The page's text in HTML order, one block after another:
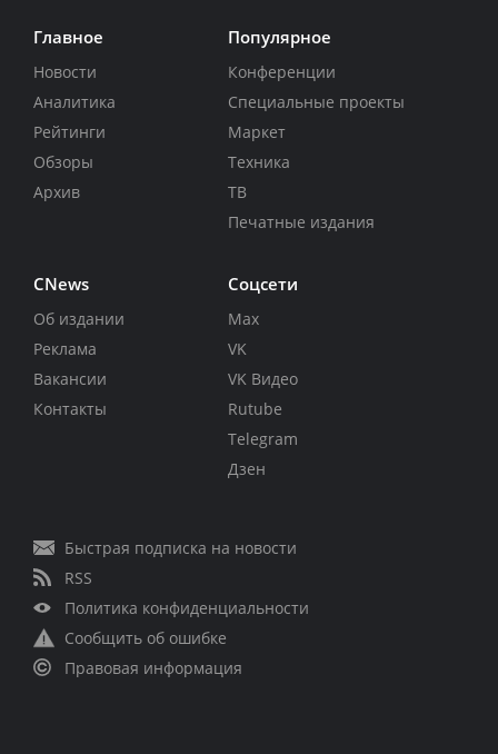
Главное
Новости
Аналитика
Рейтинги
Обзоры
Архив
Популярное
Конференции
Специальные проекты
Маркет
Техника
ТВ
Печатные издания
CNews
Об издании
Реклама
Вакансии
Контакты
Соцсети
Max
VK
VK Видео
Rutube
Telegram
Дзен
Быстрая подписка на новости
RSS
Политика конфиденциальности
Сообщить об ошибке
Правовая информация